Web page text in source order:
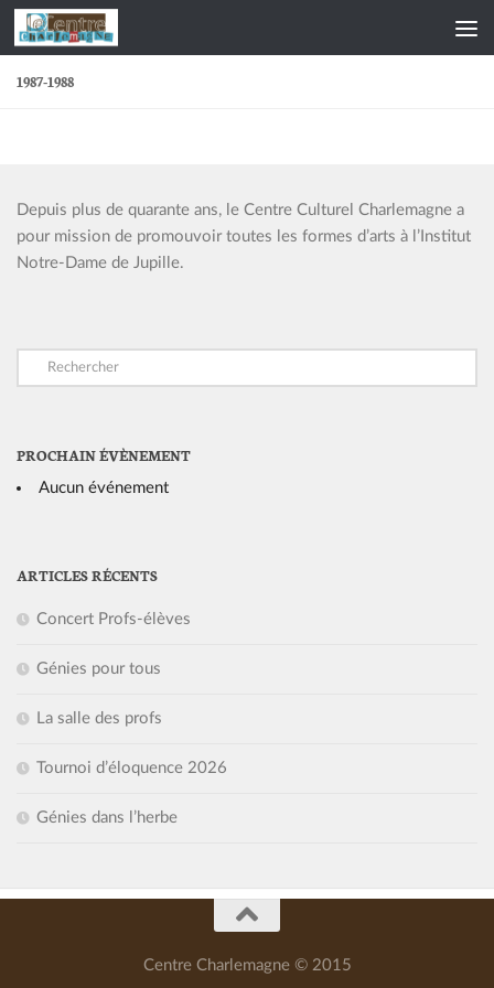
Skip to content
1987-1988
Depuis plus de quarante ans, le Centre Culturel Charlemagne a
pour mission de promouvoir toutes les formes d’arts à l’Institut
Notre-Dame de Jupille.
PROCHAIN ÉVÈNEMENT
Aucun événement
ARTICLES RÉCENTS
Concert Profs-élèves
Génies pour tous
La salle des profs
Tournoi d’éloquence 2026
Génies dans l’herbe
Centre Charlemagne © 2015